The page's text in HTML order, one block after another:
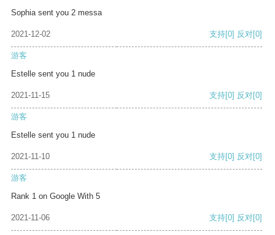
Sophia sent you 2 messa
2021-12-02 支持[0] 反对[0]
游客
Estelle sent you 1 nude
2021-11-15 支持[0] 反对[0]
游客
Estelle sent you 1 nude
2021-11-10 支持[0] 反对[0]
游客
Rank 1 on Google With 5
2021-11-06 支持[0] 反对[0]